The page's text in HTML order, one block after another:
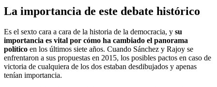
La importancia de este debate histórico
Es el sexto cara a cara de la historia de la democracia, y su
importancia es vital por cómo ha cambiado el panorama
político en los últimos siete años. Cuando Sánchez y Rajoy se
enfrentaron a sus propuestas en 2015, los posibles pactos en caso de
victoria de cualquiera de los dos estaban desdibujados y apenas
tenían importancia.